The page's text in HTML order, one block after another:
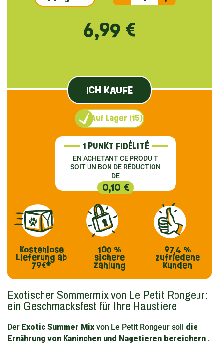
6,99 €
1 PUNKT FIDÉLITÉ
EN ACHETANT CE PRODUIT
SOIT UN BON DE RÉDUCTION
DE
0,10 €
ICH KAUFE
Auf Lager (15)
Kostenlose
Lieferung ab
79€*
100 %
sichere
Zahlung
97,4 %
zufriedene
Kunden
Exotischer Sommermix von Le Petit Rongeur:
ein Geschmacksfest für Ihre Haustiere
Der Exotic Summer Mix von Le Petit Rongeur soll die
Ernährung von Kaninchen und Nagetieren bereichern .